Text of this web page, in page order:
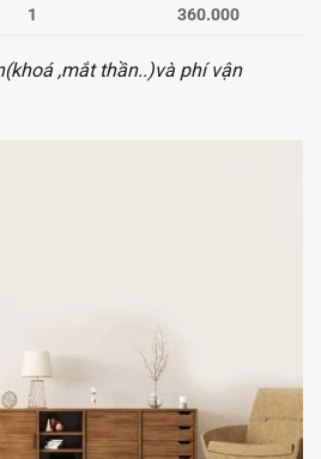
1 360.000
,mắt thần..)và phí vận